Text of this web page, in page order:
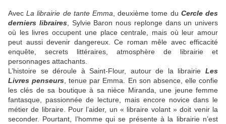
AvecLa librairie de tante Emma , deuxième tome du Cercle des
derniers libraires, Sylvie Baron nous replonge dans un univers
où les livres occupent une place centrale, mais où leur amour
peut aussi devenir dangereux. Ce roman mêle avec efficacité
enquête, secrets littéraires, atmosphère de librairie et
personnages attachants.
L’histoire se déroule à Saint-Flour, autour de la librairie Les
Livres penseurs , tenue par Emma. En son absence, elle confie
les clés de sa boutique à sa nièce Miranda, une jeune femme
fantasque, passionnée de lecture, mais encore novice dans le
métier de libraire. Pour l’aider, un « libraire volant » doit venir la
seconder. Pourtant, l’homme qui se présente à la librairie n’est